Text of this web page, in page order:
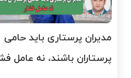
وقت وزیر بهداشت باید صرف
افتتاح پروژه‌ها شود؟